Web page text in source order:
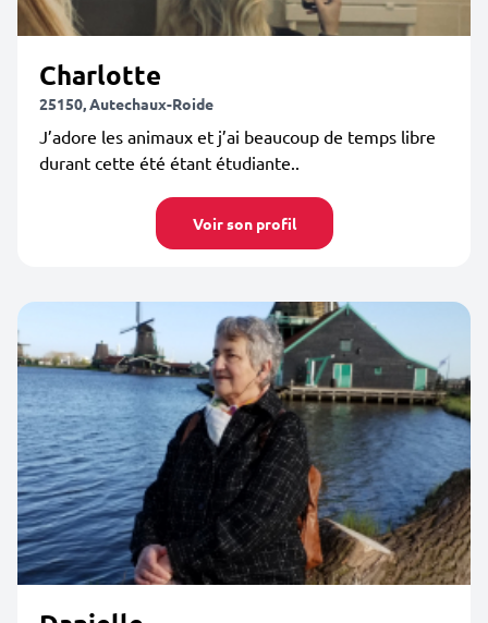
Charlotte
25150, Autechaux-Roide
J’adore les animaux et j’ai beaucoup de temps libre
durant cette été étant étudiante..
Voir son profil